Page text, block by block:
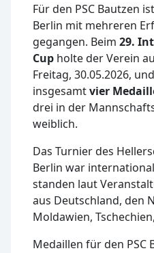
Für den PSC Bautzen
Berlin mit mehreren
gegangen. Beim 29.
Cup holte der Verein
Freitag, 30.05.2026,
insgesamtvier
drei in der
weiblich.
Das Turnier des
Berlin war
standen laut
aus Deutschland, den
Moldawien,
Medaillen für den PSC